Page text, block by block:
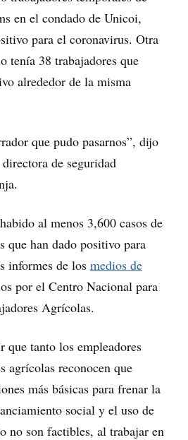
en el condado de Unicoi,
para el coronavirus. Otra
tenía 38 trabajadores que
alrededor de la misma
que pudo pasarnos”, dijo
de seguridad
al menos 3,600 casos de
que han dado positivo para
informes de los medios de
por el Centro Nacional para
Agrícolas.
que tanto los empleadores
agrícolas reconocen que
más básicas para frenar la
social y el uso de
no son factibles, al trabajar en